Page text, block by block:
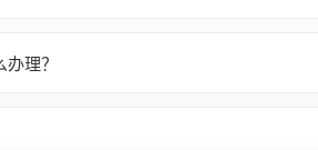
理？